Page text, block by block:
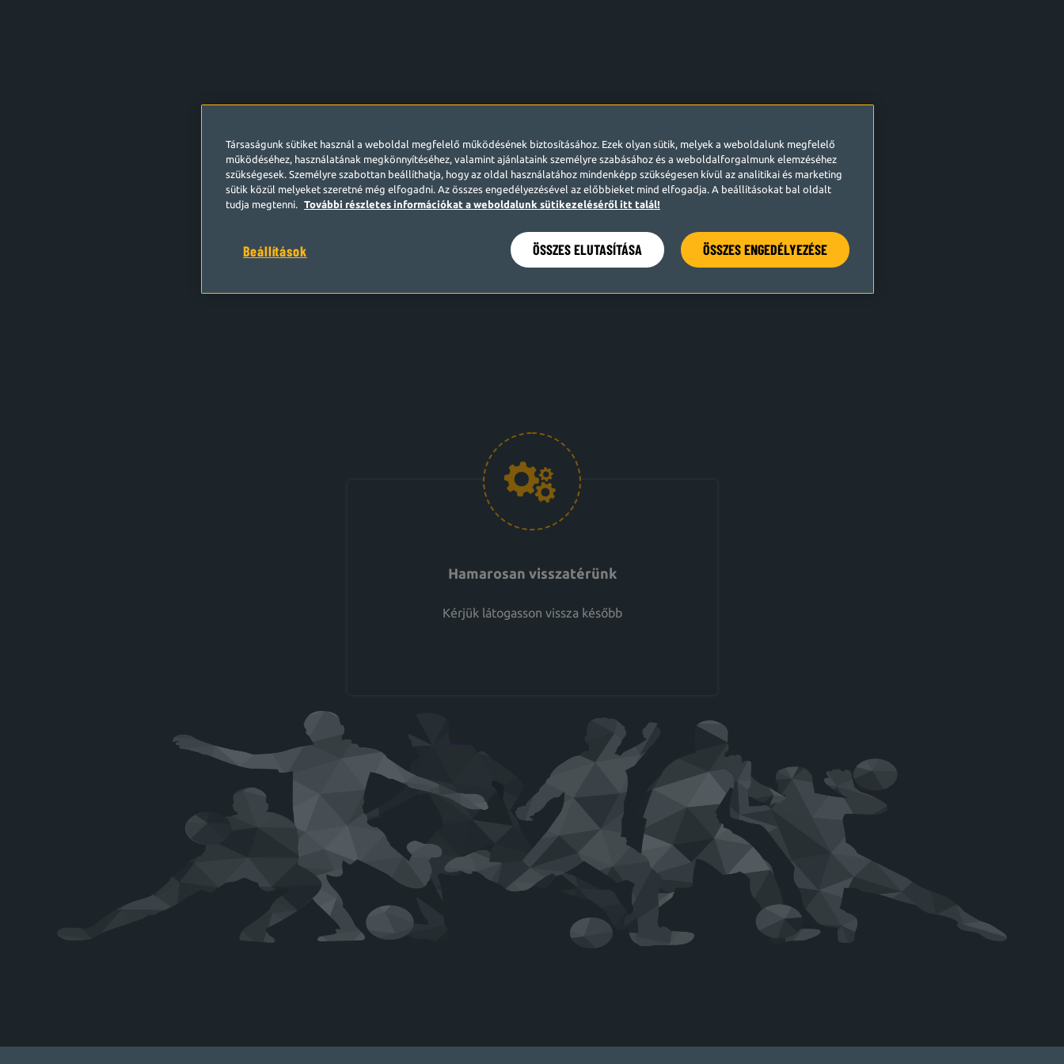
Hamarosan visszatérünk
Kérjük látogasson vissza később
Társaságunk sütiket használ a weboldal megfelelő működésének biztosításához. Ezek olyan sütik, melyek a weboldalunk megfelelő
működéséhez, használatának megkönnyítéséhez, valamint ajánlataink személyre szabásához és a weboldalforgalmunk elemzéséhez
szükségesek. Személyre szabottan beállíthatja, hogy az oldal használatához mindenképp szükségesen kívül az analitikai és marketing
sütik közül melyeket szeretné még elfogadni. Az összes engedélyezésével az előbbieket mind elfogadja. A beállításokat bal oldalt
tudja megtenni.
További részletes információkat a weboldalunk sütikezeléséről itt talál!
Beállítások ÖSSZES ELUTASÍTÁSA ÖSSZES ENGEDÉLYEZÉSE